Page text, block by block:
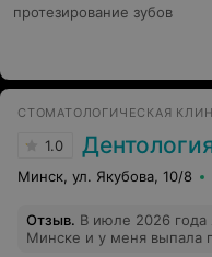
протезирование зубов
СТОМАТОЛОГИЧЕСКАЯ
1.0
Минск, ул. Якубова, 10/8
Отзыв. В июле 2026 года
Минске и у меня выпала